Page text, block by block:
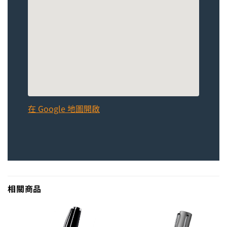
在 Google 地圖開啟
相關商品